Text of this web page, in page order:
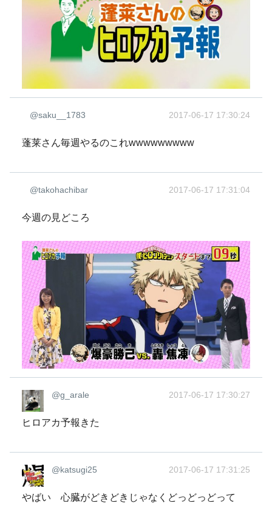
@saku__1783 2017-06-17 17:30:24
蓬莱さん毎週やるのこれwwwwwwwww
@takohachibar 2017-06-17 17:31:04
今週の見どころ
@g_arale 2017-06-17 17:30:27
ヒロアカ予報きた
@katsugi25 2017-06-17 17:31:25
やばい 心臓がどきどきじゃなくどっどっどって